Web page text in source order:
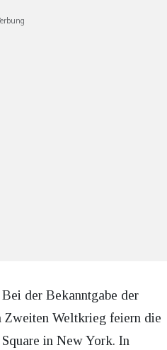
der Bekanntgabe der
Zweiten Weltkrieg feiern die
in New York. In